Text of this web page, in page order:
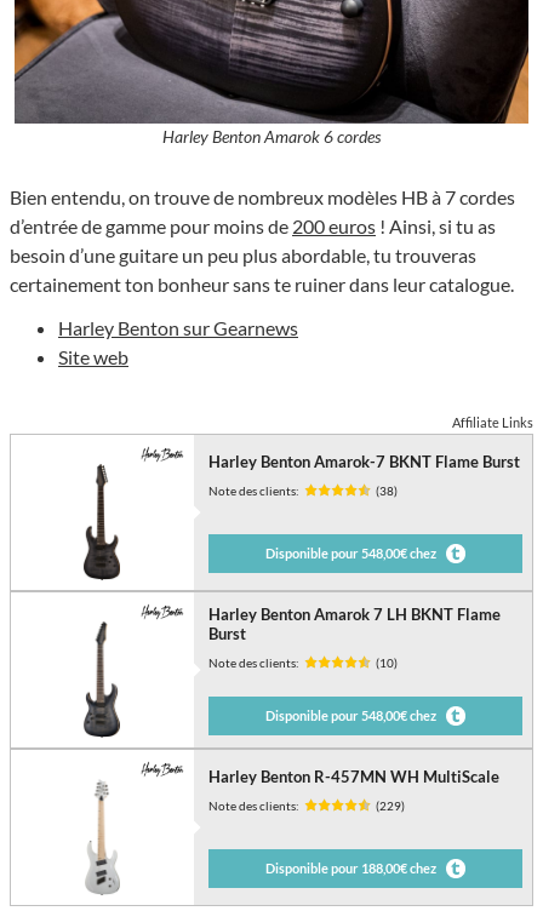
Harley Benton Amarok 6 cordes
Bien entendu, on trouve de nombreux modèles HB à 7 cordes
d’entrée de gamme pour moins de 200 euros ! Ainsi, si tu as
besoin d’une guitare un peu plus abordable, tu trouveras
certainement ton bonheur sans te ruiner dans leur catalogue.
Harley Benton sur Gearnews
Site web
Affiliate Links
Harley Benton Amarok-7 BKNT Flame Burst
Note des clients: (38)
Disponible pour 548,00€ chez
Harley Benton Amarok 7 LH BKNT Flame
Burst
Note des clients: (10)
Disponible pour 548,00€ chez
Harley Benton R-457MN WH MultiScale
Note des clients: (229)
Disponible pour 188,00€ chez